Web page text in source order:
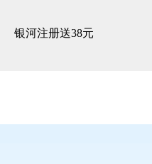
间艺术-银河注
银河注册送38元